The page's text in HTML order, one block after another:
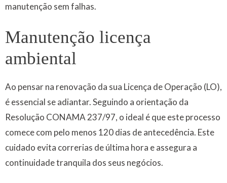
manutenção sem falhas.
Manutenção licença
ambiental
Ao pensar na renovação da sua Licença de Operação (LO),
é essencial se adiantar. Seguindo a orientação da
Resolução CONAMA 237/97, o ideal é que este processo
comece com pelo menos 120 dias de antecedência. Este
cuidado evita correrias de última hora e assegura a
continuidade tranquila dos seus negócios.